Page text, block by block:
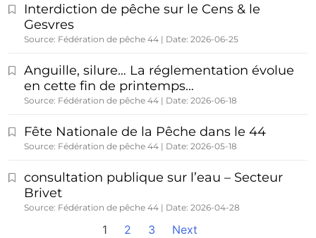
Interdiction de pêche sur le Cens & le
Gesvres
Source: Fédération de pêche 44 Date: 2026-06-25
Anguille, silure… La réglementation évolue
en cette fin de printemps…
Source: Fédération de pêche 44 Date: 2026-06-18
Fête Nationale de la Pêche dans le 44
Source: Fédération de pêche 44 Date: 2026-05-18
consultation publique sur l’eau – Secteur
Brivet
Source: Fédération de pêche 44 Date: 2026-04-28
1 2 3 Next